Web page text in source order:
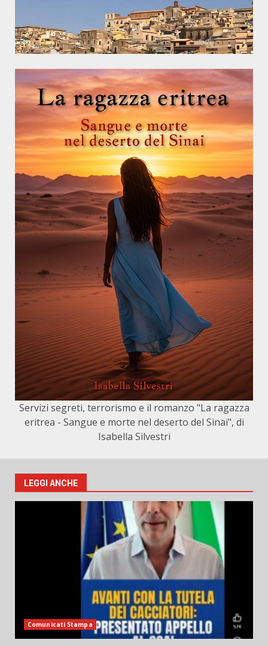
Servizi segreti, terrorismo e il romanzo "La ragazza
eritrea - Sangue e morte nel deserto del Sinai", di
Isabella Silvestri
LEGGI ANCHE
Comunicati Stampa